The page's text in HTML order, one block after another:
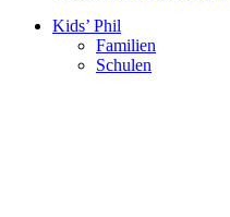
Kids’ Phil
Familien
Schulen